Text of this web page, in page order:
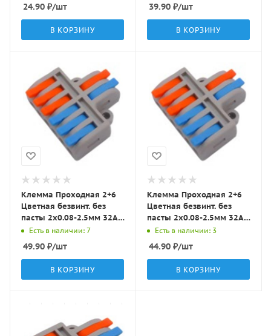
24.90 ₽/шт
В КОРЗИНУ
39.90 ₽/шт
В КОРЗИНУ
Клемма Проходная 2+6
Цветная безвинт. без
пасты 2x0.08-2.5мм 32A с
рычагами DF62 LBT
Есть в наличии: 7
49.90 ₽/шт
В КОРЗИНУ
Клемма Проходная 2+6
Цветная безвинт. без
пасты 2x0.08-2.5мм 32A с
рычагами CH-2-6 Tlight
Есть в наличии: 3
44.90 ₽/шт
В КОРЗИНУ